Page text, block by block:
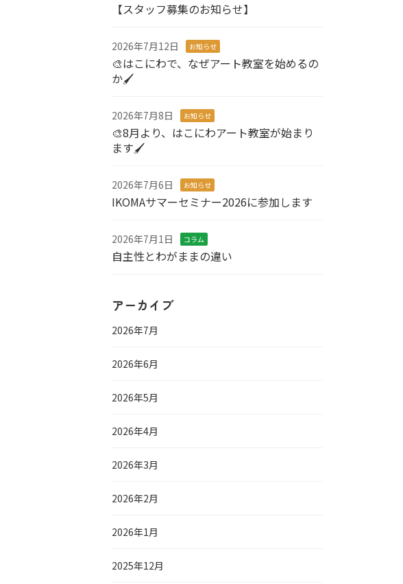
【スタッフ募集のお知らせ】
2026年7月12日 お知らせ
🎨はこにわで、なぜアート教室を始めるの
か🖌️
2026年7月8日 お知らせ
🎨8月より、はこにわアート教室が始まり
ます🖌️
2026年7月6日 お知らせ
IKOMAサマーセミナー2026に参加します
2026年7月1日 コラム
自主性とわがままの違い
アーカイブ
2026年7月
2026年6月
2026年5月
2026年4月
2026年3月
2026年2月
2026年1月
2025年12月